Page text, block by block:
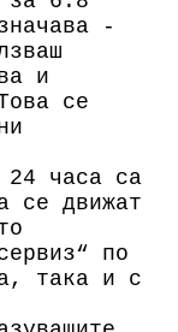
-
и
се
24 часа са
се движат
по
така и с